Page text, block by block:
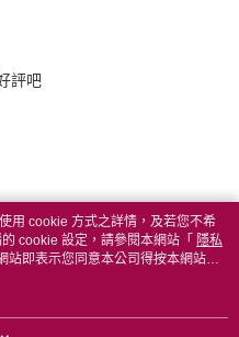
評吧
用 cookie 方式之詳情，及若您不希
cookie 設定，請參閱本網站「 隱私
站即表示您同意本公司得按本網站使